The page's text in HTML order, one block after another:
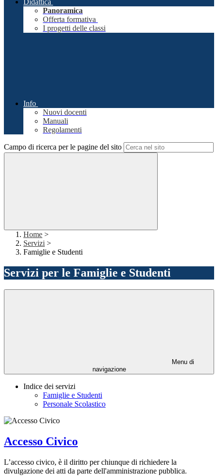
Didattica
Panoramica
Offerta formativa
I progetti delle classi
Info
Nuovi docenti
Manuali
Regolamenti
Campo di ricerca per le pagine del sito
Home >
Servizi >
Famiglie e Studenti
Servizi per le Famiglie e Studenti
Menu di
navigazione
Indice dei servizi
Famiglie e Studenti
Personale Scolastico
Accesso Civico
L’accesso civico, è il diritto per chiunque di richiedere la
divulgazione dei atti da parte dell'amministrazione pubblica.